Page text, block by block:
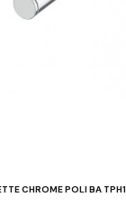
CHROME POLI BA TPH1